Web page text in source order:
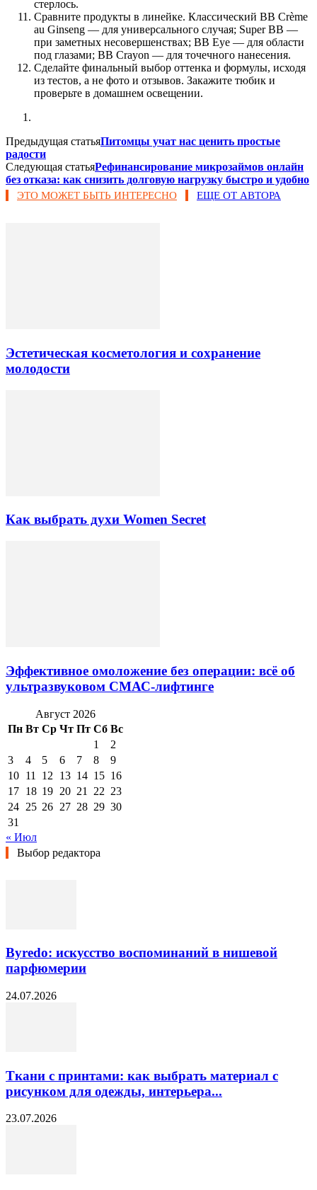
стерлось.
Сравните продукты в линейке. Классический BB Crème
au Ginseng — для универсального случая; Super BB —
при заметных несовершенствах; BB Eye — для области
под глазами; BB Crayon — для точечного нанесения.
Сделайте финальный выбор оттенка и формулы, исходя
из тестов, а не фото и отзывов. Закажите тюбик и
проверьте в домашнем освещении.
Предыдущая статьяПитомцы учат нас ценить простые
радости
Следующая статьяРефинансирование микрозаймов онлайн
без отказа: как снизить долговую нагрузку быстро и удобно
ЭТО МОЖЕТ БЫТЬ ИНТЕРЕСНО ЕЩЕ ОТ АВТОРА
Эстетическая косметология и сохранение
молодости
Как выбрать духи Women Secret
Эффективное омоложение без операции: всё об
ультразвуковом СМАС-лифтинге
Август 2026
Пн Вт Ср Чт Пт Сб Вс
1
2
3
4 5 6 7 8
9
10 11 12 13 14 15 16
17 18 19 20 21 22 23
24 25 26 27 28 29 30
31
« Июл
Выбор редактора
Byredo: искусство воспоминаний в нишевой
парфюмерии
24.07.2026
Ткани с принтами: как выбрать материал с
рисунком для одежды, интерьера...
23.07.2026